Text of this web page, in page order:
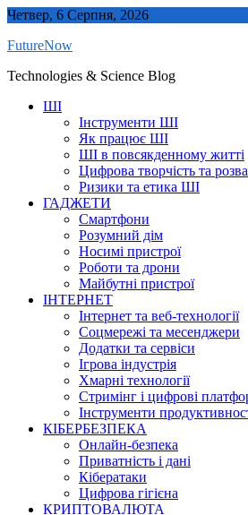
Skip
content
Четвер, 6 Серпня, 2026
FutureNow
Technologies & Science Blog
ШІ
Інструменти ШІ
Як працює ШІ
ШІ в повсякденному житті
Цифрова творчість та
Ризики та етика ШІ
ГАДЖЕТИ
Смартфони
Розумний дім
Носимі пристрої
Роботи та дрони
Майбутні пристрої
ІНТЕРНЕТ
Інтернет та веб-технології
Соцмережі та месенджери
Додатки та сервіси
Ігрова індустрія
Хмарні технології
Стримінг і цифрові
Інструменти
КІБЕРБЕЗПЕКА
Онлайн-безпека
Приватність і дані
Кібератаки
Цифрова гігієна
КРИПТОВАЛЮТА